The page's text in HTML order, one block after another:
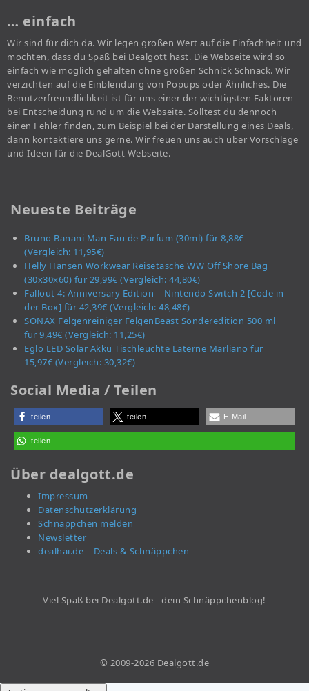
… einfach
Wir sind für dich da. Wir legen großen Wert auf die Einfachheit und
möchten, dass du Spaß bei Dealgott hast. Die Webseite wird so
einfach wie möglich gehalten ohne großen Schnick Schnack. Wir
verzichten auf die Einblendung von Popups oder Ähnliches. Die
Benutzerfreundlichkeit ist für uns einer der wichtigsten Faktoren
bei Entscheidung rund um die Webseite. Solltest du dennoch
einen Fehler finden, zum Beispiel bei der Darstellung eines Deals,
dann kontaktiere uns gerne. Wir freuen uns auch über Vorschläge
und Ideen für die DealGott Webseite.
Neueste Beiträge
Bruno Banani Man Eau de Parfum (30ml) für 8,88€
(Vergleich: 11,95€)
Helly Hansen Workwear Reisetasche WW Off Shore Bag
(30x30x60) für 29,99€ (Vergleich: 44,80€)
Fallout 4: Anniversary Edition – Nintendo Switch 2 [Code in
der Box] für 42,39€ (Vergleich: 48,48€)
SONAX Felgenreiniger FelgenBeast Sonderedition 500 ml
für 9,49€ (Vergleich: 11,25€)
Eglo LED Solar Akku Tischleuchte Laterne Marliano für
15,97€ (Vergleich: 30,32€)
Social Media / Teilen
teilen teilen E-Mail
teilen
Über dealgott.de
Impressum
Datenschutzerklärung
Schnäppchen melden
Newsletter
dealhai.de – Deals & Schnäppchen
Viel Spaß bei Dealgott.de - dein Schnäppchenblog!
© 2009-2026 Dealgott.de